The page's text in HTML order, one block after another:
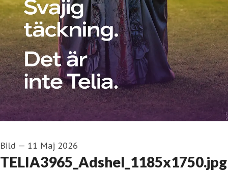
Bild — 11 Maj 2026
TELIA3965_Adshel_1185x1750.jpg